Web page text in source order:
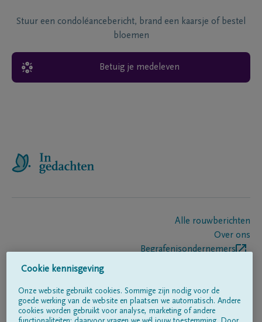
Stuur een condoléancebericht, brand een kaarsje of bestel
bloemen
Betuig je medeleven
Alle rouwberichten
Over ons
Begrafenisondernemers
Volg ons op
Cookie kennisgeving
Onze website gebruikt cookies. Sommige zijn nodig voor de
goede werking van de website en plaatsen we automatisch. Andere
cookies worden gebruikt voor analyse, marketing of andere